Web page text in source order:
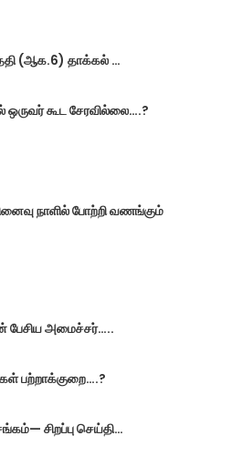
(ஆக.6) தாக்​கல் …
ஒருவர் கூட சேரவில்லை….?
நாளில் போற்றி வணங்கும்
பேசிய அமைச்சர்…..
பற்றாக்குறை….?
சிறப்பு செய்தி…